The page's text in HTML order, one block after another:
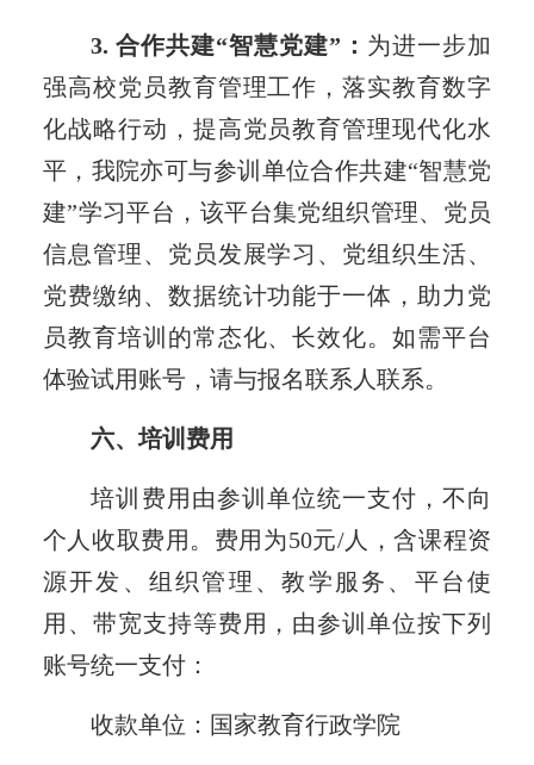
3. 合作共建“智慧党建”： 为进一步加
强高校党员教育管理工作，落实教育数字
化战略行动，提高党员教育管理现代化水
平，我院亦可与参训单位合作共建“智慧党
建”学习平台，该平台集党组织管理、党员
信息管理、党员发展学习、党组织生活、
党费缴纳、数据统计功能于一体，助力党
员教育培训的常态化、长效化。如需平台
体验试用账号，请与报名联系人联系。
六、培训费用
培训费用由参训单位统一支付，不向
个人收取费用。费用为50元/人，含课程资
源开发、组织管理、教学服务、平台使
用、带宽支持等费用，由参训单位按下列
账号统一支付：
收款单位：国家教育行政学院